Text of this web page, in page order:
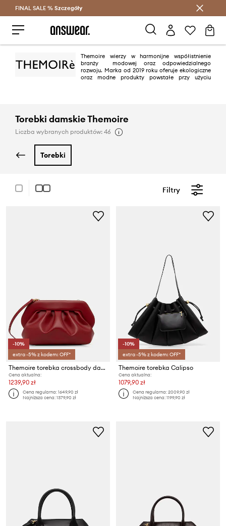
Oszczędzaj z Answear Club >
FINAL SALE % Szczegóły
Themoire wierzy w harmonijne współistnienie
branży
modowej oraz odpowiedzialnego
rozwoju. Marka od 2019 roku oferuje ekologiczne
oraz modne produkty powstałe przy użyciu
Torebki damskie Themoire
Liczba wybranych produktów: 46
torebki
Filtry
-10%
extra -5% z kodem: OFF*
Themoire torebka crossbody damska z imitacji skóry
Cena aktualna:
1239,90 zł
Cena regularna:1649,90 zł
Najniższa cena:1379,90 zł
-10%
extra -5% z kodem: OFF*
Themoire torebka Calipso
Cena aktualna:
1079,90 zł
Cena regularna:2009,90 zł
Najniższa cena:1199,90 zł